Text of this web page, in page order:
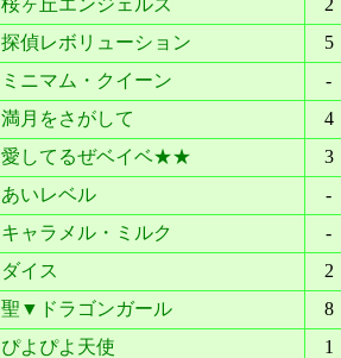
桜ヶ丘エンジェルズ
2
探偵レボリューション
5
ミニマム・クイーン
-
満月をさがして
4
愛してるぜベイベ★★
3
あいレベル
-
キャラメル・ミルク
-
ダイス
2
聖▼ドラゴンガール
8
ぴよぴよ天使
1